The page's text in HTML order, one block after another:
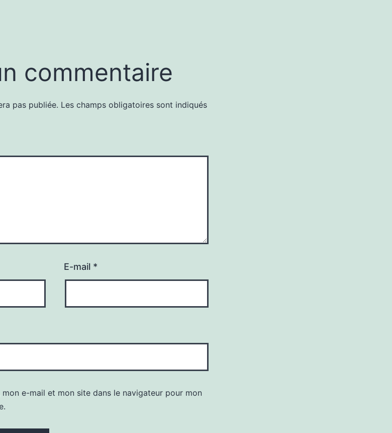
commentaire
pas publiée. Les champs obligatoires sont indiqués
E-mail *
e-mail et mon site dans le navigateur pour mon